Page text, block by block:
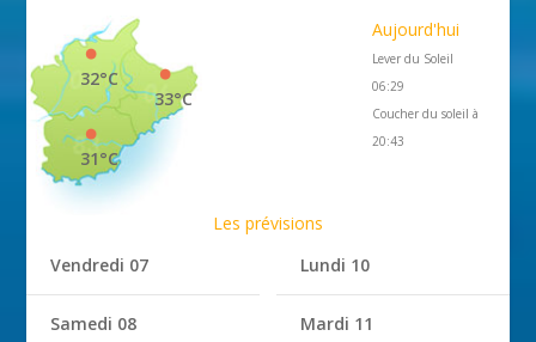
33°C
32°C
31°C
Aujourd'hui
Lever du Soleil
06:29
Coucher du soleil à
20:43
Les prévisions
Vendredi 07
Samedi 08
Lundi 10
Mardi 11